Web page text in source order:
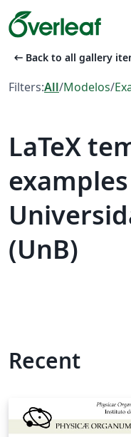
arrow_left_alt Back to all gallery
Filters:All/Modelos/
LaTeX
(UnB)
Recent